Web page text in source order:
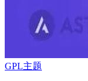
GPL主题